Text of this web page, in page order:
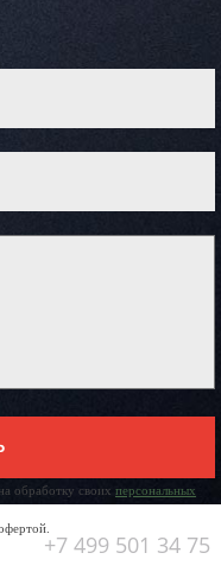
обработку своих персональных
+7 499 501 34 75